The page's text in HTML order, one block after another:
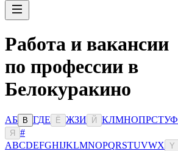
Работа и вакансии
по профессии в
Белокуракино
АБ В ГДЕ Ё ЖЗИ Й КЛМНОПРСТУФ
Я
#
ABCDEFGHIJKLMNOPQRSTUVWX Y